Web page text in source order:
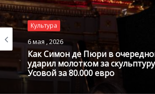
выйдет труппа из Комеди-Франсез,
Марк Лавуан, Мишель Сарду и многие
Из французской и зарубежной
постановки «Сирано де Бержерак»,
Грея», а также спектакль по мотивам
Аллена «Мужья и жены».
Культура
6 мая , 2026
Как Симон де Пюри в
ударил молотком за
Усовой за 80.000 евро